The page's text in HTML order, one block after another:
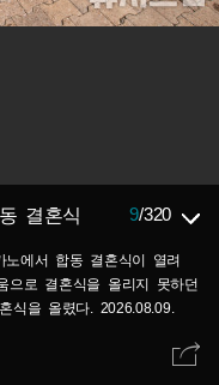
결혼식 9/320
노에서 합동 결혼식이 열려
으로 결혼식을 올리지 못하던
식을 올렸다. 2026.08.09.